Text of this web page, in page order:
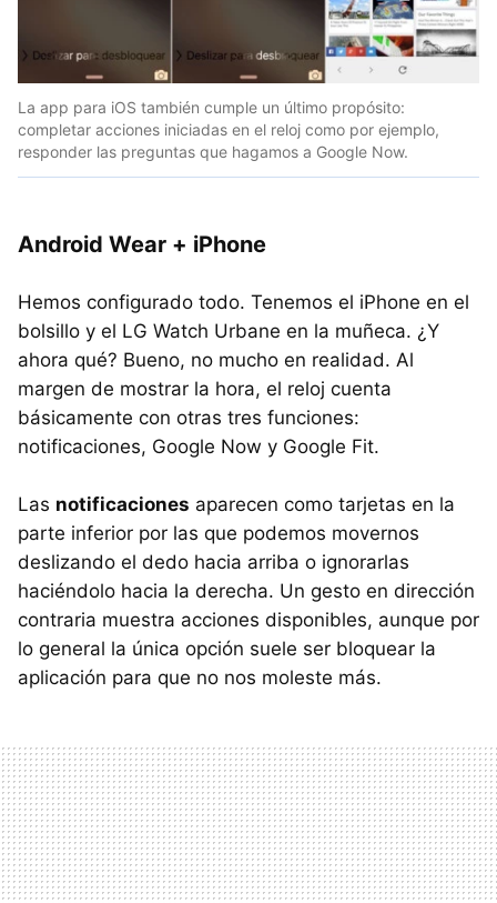
La app para iOS también cumple un último propósito:
completar acciones iniciadas en el reloj como por ejemplo,
responder las preguntas que hagamos a Google Now.
Android Wear + iPhone
Hemos configurado todo. Tenemos el iPhone en el
bolsillo y el LG Watch Urbane en la muñeca. ¿Y
ahora qué? Bueno, no mucho en realidad. Al
margen de mostrar la hora, el reloj cuenta
básicamente con otras tres funciones:
notificaciones, Google Now y Google Fit.
Las notificaciones aparecen como tarjetas en la
parte inferior por las que podemos movernos
deslizando el dedo hacia arriba o ignorarlas
haciéndolo hacia la derecha. Un gesto en dirección
contraria muestra acciones disponibles, aunque por
lo general la única opción suele ser bloquear la
aplicación para que no nos moleste más.